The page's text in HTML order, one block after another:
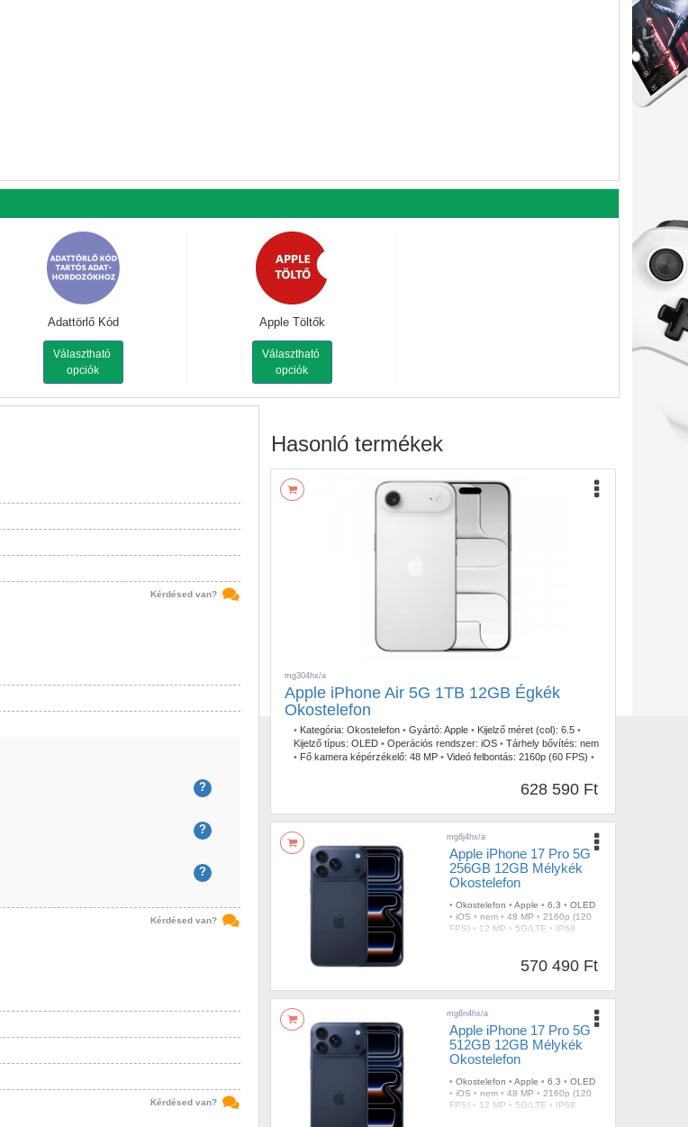
Adattörlő Kód
Választható
opciók
Apple Töltők
Választható
opciók
Kérdésed van?
?
?
?
Kérdésed van?
Kérdésed van?
Hasonló termékek
mg304hx/a
Apple iPhone Air 5G 1TB 12GB Égkék
Okostelefon
• Kategória: Okostelefon • Gyártó: Apple • Kijelző méret (col): 6.5 •
Kijelző típus: OLED • Operációs rendszer: iOS • Tárhely bővítés: nem
• Fő kamera képérzékelő: 48 MP • Videó felbontás: 2160p (60 FPS) •
628 590 Ft
mg8j4hx/a
Apple iPhone 17 Pro 5G
256GB 12GB Mélykék
Okostelefon
• Okostelefon • Apple • 6.3 • OLED
• iOS • nem • 48 MP • 2160p (120
FPS) • 12 MP • 5G/LTE • IP68
570 490 Ft
mg8n4hx/a
Apple iPhone 17 Pro 5G
512GB 12GB Mélykék
Okostelefon
• Okostelefon • Apple • 6.3 • OLED
• iOS • nem • 48 MP • 2160p (120
FPS) • 12 MP • 5G/LTE • IP68